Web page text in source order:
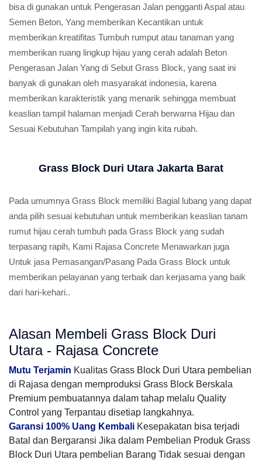
bisa di gunakan untuk Pengerasan Jalan pengganti Aspal atau
Semen Beton, Yang memberikan Kecantikan untuk
memberikan kreatifitas Tumbuh rumput atau tanaman yang
memberikan ruang lingkup hijau yang cerah adalah Beton
Pengerasan Jalan Yang di Sebut Grass Block, yang saat ini
banyak di gunakan oleh masyarakat indonesia, karena
memberikan karakteristik yang menarik sehingga membuat
keaslian tampil halaman menjadi Cerah berwarna Hijau dan
Sesuai Kebutuhan Tampilah yang ingin kita rubah.
Grass Block Duri Utara Jakarta Barat
Pada umumnya Grass Block memiliki Bagial lubang yang dapat
anda pilih sesuai kebutuhan untuk memberikan keaslian tanam
rumut hijau cerah tumbuh pada Grass Block yang sudah
terpasang rapih, Kami Rajasa Concrete Menawarkan juga
Untuk jasa Pemasangan/Pasang Pada Grass Block untuk
memberikan pelayanan yang terbaik dan kerjasama yang baik
dari hari-kehari..
Alasan Membeli Grass Block Duri
Utara - Rajasa Concrete
Mutu Terjamin Kualitas Grass Block Duri Utara pembelian
di Rajasa dengan memproduksi Grass Block Berskala
Premium pembuatannya dalam tahap melalu Quality
Control yang Terpantau disetiap langkahnya.
Garansi 100% Uang Kembali Kesepakatan bisa terjadi
Batal dan Bergaransi Jika dalam Pembelian Produk Grass
Block Duri Utara pembelian Barang Tidak sesuai dengan